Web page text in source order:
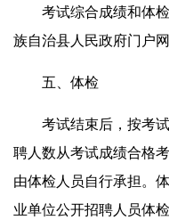
考试综合成绩和体检
族自治县人民政府门户
五、体检
考试结束后，按考试
聘人数从考试成绩合格
由体检人员自行承担。
业单位公开招聘人员体